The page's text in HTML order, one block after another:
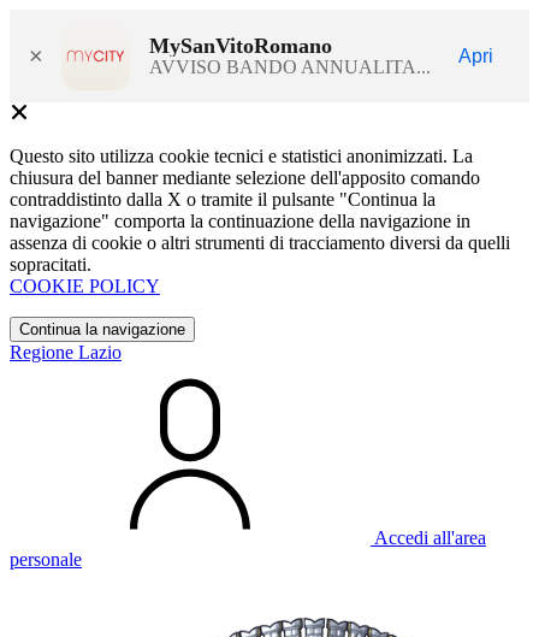
× MySanVitoRomano
AVVISO BANDO ANNUALITA...
Apri
Questo sito utilizza cookie tecnici e statistici anonimizzati. La
chiusura del banner mediante selezione dell'apposito comando
contraddistinto dalla X o tramite il pulsante "Continua la
navigazione" comporta la continuazione della navigazione in
assenza di cookie o altri strumenti di tracciamento diversi da quelli
sopracitati.
COOKIE POLICY
Continua la navigazione
Regione Lazio
Accedi all'area
personale